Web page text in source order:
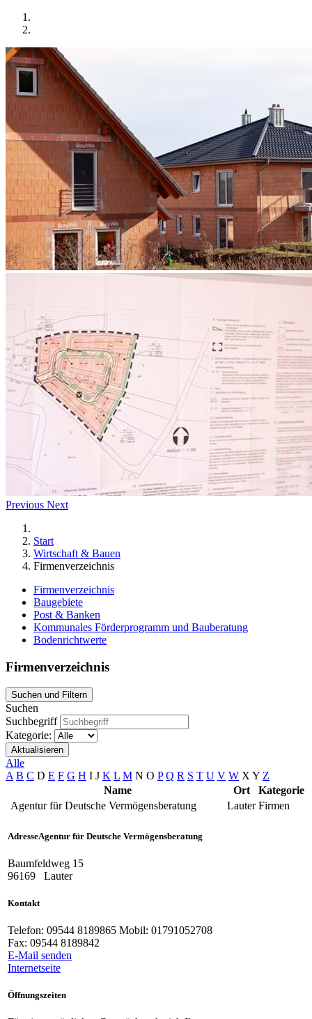
Previous Next
Start
Wirtschaft & Bauen
Firmenverzeichnis
Firmenverzeichnis
Baugebiete
Post & Banken
Kommunales Förderprogramm und Bauberatung
Bodenrichtwerte
Firmenverzeichnis
Suchen und Filtern
Suchen
Suchbegriff
Kategorie:
Aktualisieren
Alle
A B C D E F G H I J K L M N O P Q R S T U V W XY Z
Name
Ort
Kategorie
Agentur für Deutsche Vermögensberatung
Lauter Firmen
AdresseAgentur für Deutsche Vermögensberatung
Baumfeldweg 15
96169
Lauter
Kontakt
Telefon: 09544 8189865 Mobil: 01791052708
Fax: 09544 8189842
E-Mail senden
Internetseite
Öffnungszeiten